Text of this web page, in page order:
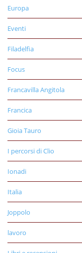
Europa
Eventi
Filadelfia
Focus
Francavilla Angitola
Francica
Gioia Tauro
I percorsi di Clio
Ionadi
Italia
Joppolo
lavoro